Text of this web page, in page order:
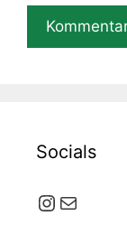
Socials
Instagram
E-Mail